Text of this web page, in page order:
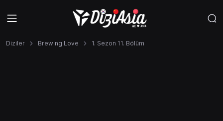
Diziler Brewing Love 1. Sezon 11. Bölüm